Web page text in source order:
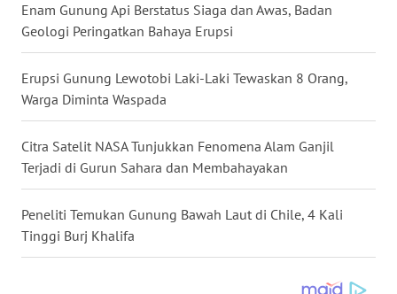
Enam Gunung Api Berstatus Siaga dan Awas, Badan
Geologi Peringatkan Bahaya Erupsi
Erupsi Gunung Lewotobi Laki-Laki Tewaskan 8 Orang,
Warga Diminta Waspada
Citra Satelit NASA Tunjukkan Fenomena Alam Ganjil
Terjadi di Gurun Sahara dan Membahayakan
Peneliti Temukan Gunung Bawah Laut di Chile, 4 Kali
Tinggi Burj Khalifa
WN
TANJUNG
LESUNG
WN
KARO
WN
SIMALUNGUN
WN
LABUHANBATU